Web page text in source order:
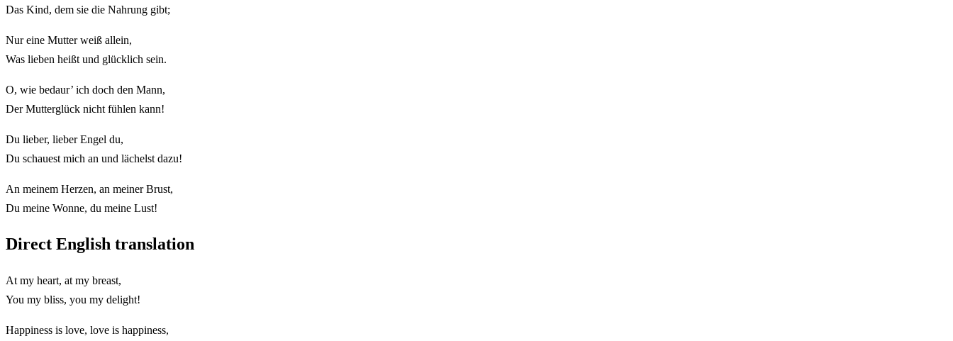
Das Kind, dem sie die Nahrung gibt;
Nur eine Mutter weiß allein,
Was lieben heißt und glücklich sein.
O, wie bedaur’ ich doch den Mann,
Der Mutterglück nicht fühlen kann!
Du lieber, lieber Engel du,
Du schauest mich an und lächelst dazu!
An meinem Herzen, an meiner Brust,
Du meine Wonne, du meine Lust!
Direct English translation
At my heart, at my breast,
You my bliss, you my delight!
Happiness is love, love is happiness,